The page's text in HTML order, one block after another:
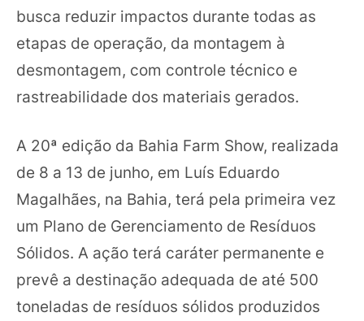
busca reduzir impactos durante todas as
etapas de operação, da montagem à
desmontagem, com controle técnico e
rastreabilidade dos materiais gerados.
A 20ª edição da Bahia Farm Show, realizada
de 8 a 13 de junho, em Luís Eduardo
Magalhães, na Bahia, terá pela primeira vez
um Plano de Gerenciamento de Resíduos
Sólidos. A ação terá caráter permanente e
prevê a destinação adequada de até 500
toneladas de resíduos sólidos produzidos